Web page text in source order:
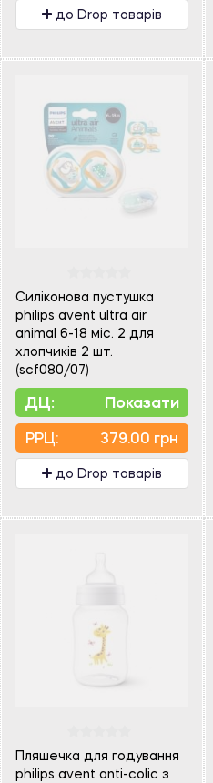
до Drop товарів
Силіконова пустушка
philips avent ultra air
animal 6-18 міс. 2 для
хлопчиків 2 шт.
(scf080/07)
ДЦ: Показати
PPЦ: 379.00 грн
до Drop товарів
Пляшечка для годування
philips avent anti-colic з